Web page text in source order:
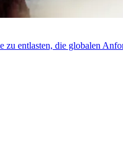
entlasten, die globalen